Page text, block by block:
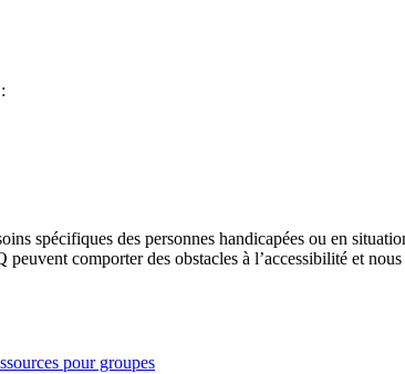
spécifiques des personnes handicapées ou en
comporter des obstacles à l’accessibilité et
pour groupes